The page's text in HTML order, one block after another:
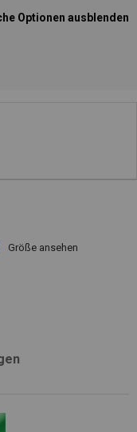
Optionen ausblenden
Größe ansehen